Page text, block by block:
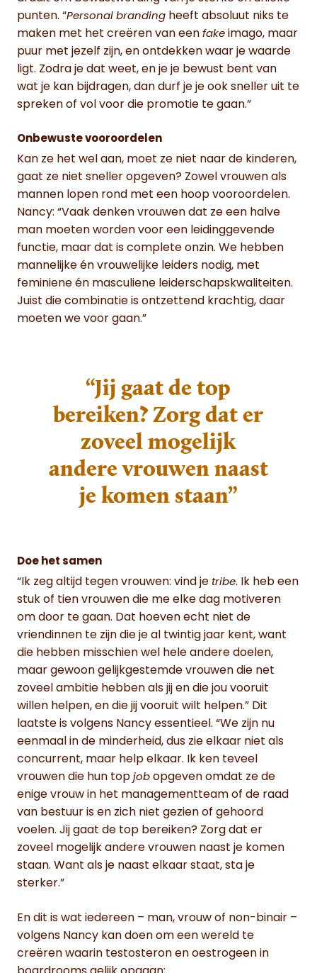
punten. “Personal branding heeft absoluut niks te
maken met het creëren van een fake imago, maar
puur met jezelf zijn, en ontdekken waar je waarde
ligt. Zodra je dat weet, en je je bewust bent van
wat je kan bijdragen, dan durf je je ook sneller uit te
spreken of vol voor die promotie te gaan.”
Onbewuste vooroordelen
Kan ze het wel aan, moet ze niet naar de kinderen,
gaat ze niet sneller opgeven? Zowel vrouwen als
mannen lopen rond met een hoop vooroordelen.
Nancy: “Vaak denken vrouwen dat ze een halve
man moeten worden voor een leidinggevende
functie, maar dat is complete onzin. We hebben
mannelijke én vrouwelijke leiders nodig, met
feminiene én masculiene leiderschapskwaliteiten.
Juist die combinatie is ontzettend krachtig, daar
moeten we voor gaan.”
“Jij gaat de top
bereiken? Zorg dat er
zoveel mogelijk
andere vrouwen naast
je komen staan”
Doe het samen
“Ik zeg altijd tegen vrouwen: vind je tribe. Ik heb een
stuk of tien vrouwen die me elke dag motiveren
om door te gaan. Dat hoeven echt niet de
vriendinnen te zijn die je al twintig jaar kent, want
die hebben misschien wel hele andere doelen,
maar gewoon gelijkgestemde vrouwen die net
zoveel ambitie hebben als jij en die jou vooruit
willen helpen, en die jij vooruit wilt helpen.” Dit
laatste is volgens Nancy essentieel. “We zijn nu
eenmaal in de minderheid, dus zie elkaar niet als
concurrent, maar help elkaar. Ik ken teveel
vrouwen die hun top job opgeven omdat ze de
enige vrouw in het managementteam of de raad
van bestuur is en zich niet gezien of gehoord
voelen. Jij gaat de top bereiken? Zorg dat er
zoveel mogelijk andere vrouwen naast je komen
staan. Want als je naast elkaar staat, sta je
sterker.”
En dit is wat iedereen – man, vrouw of non-binair –
volgens Nancy kan doen om een wereld te
creëren waarin testosteron en oestrogeen in